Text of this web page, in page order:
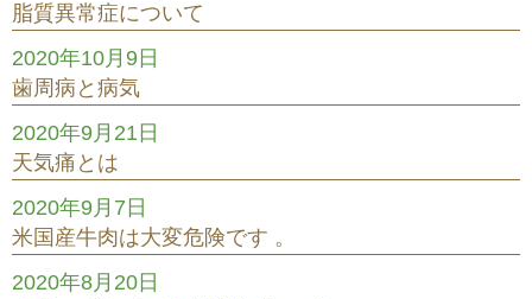
脂質異常症について
歯周病と病気
2020年10月9日
天気痛とは
2020年9月21日
米国産牛肉は大変危険です 。
2020年9月7日
2020年8月20日